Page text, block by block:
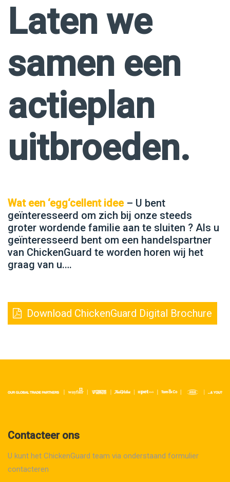
Laten we
samen een
actieplan
uitbroeden.
Wat een ‘egg‘cellent idee – U bent
geïnteresseerd om zich bij onze steeds
groter wordende familie aan te sluiten ? Als u
geïnteresseerd bent om een handelspartner
van ChickenGuard te worden horen wij het
graag van u.…
Download ChickenGuard Digital Brochure
Contacteer ons
U kunt het ChickenGuard team via onderstaand formulier
contacteren